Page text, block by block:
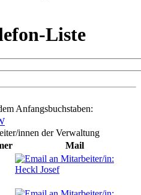
Liste
Anfangsbuchstaben:
innen der Verwaltung
Mail